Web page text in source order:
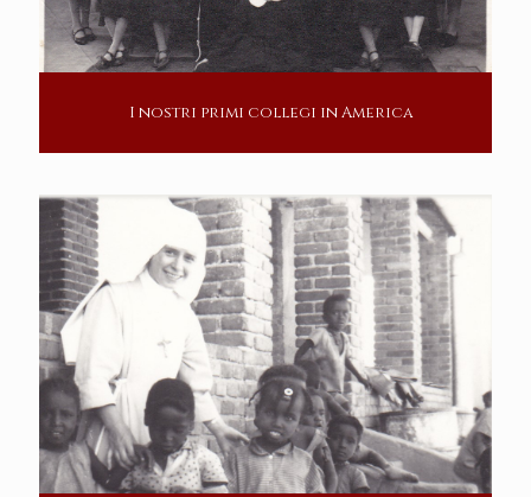
I nostri primi collegi in America